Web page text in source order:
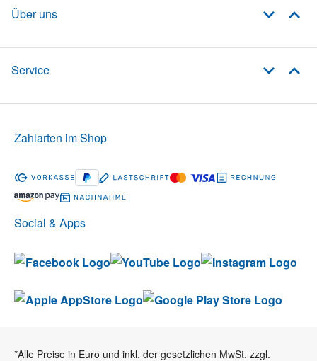
Über uns
Service
Social & Apps
Zahlarten im Shop
*Alle Preise in Euro und inkl. der gesetzlichen MwSt. zzgl.